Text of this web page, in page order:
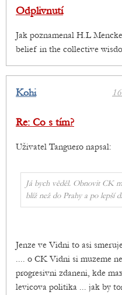
Odplivnutí
Jak poznamenal H.L
belief in the collective
Kohi
Re: Co s tím?
Uživatel Tanguero napsal:
Já bych věděl. Obnovit CK
blíž než do Prahy a po lepší
Jenze ve Vidni to asi
.... o CK Vidni si muzeme
progresivni zdaneni, kde
levicova politika ... jak by